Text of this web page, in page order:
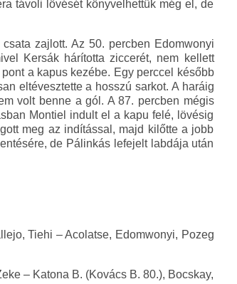
távoli lövését könyvelhettük még el, de
zajlott. Az 50. percben Edomwonyi
Kersák hárította ziccerét, nem kellett
a kapus kezébe. Egy perccel később
eltévesztette a hosszú sarkot. A haráig
volt benne a gól. A 87. percben mégis
Montiel indult el a kapu felé, lövésig
meg az indítással, majd kilőtte a jobb
de Pálinkás lefejelt labdája után
Tiehi – Acolatse, Edomwonyi, Pozeg
– Katona B. (Kovács B. 80.), Bocskay,